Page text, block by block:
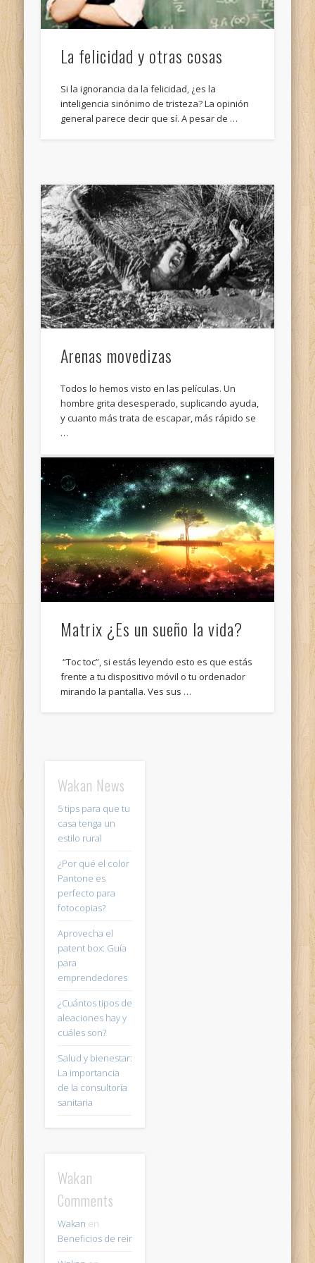
La felicidad y otras cosas
Si la ignorancia da la felicidad, ¿es la
inteligencia sinónimo de tristeza? La opinión
general parece decir que sí. A pesar de …
Arenas movedizas
Todos lo hemos visto en las películas. Un
hombre grita desesperado, suplicando ayuda,
y cuanto más trata de escapar, más rápido se
…
Matrix ¿Es un sueño la vida?
“Toc toc”, si estás leyendo esto es que estás
frente a tu dispositivo móvil o tu ordenador
mirando la pantalla. Ves sus …
Wakan News
5 tips para que tu
casa tenga un
estilo rural
¿Por qué el color
Pantone es
perfecto para
fotocopias?
Aprovecha el
patent box: Guía
para
emprendedores
¿Cuántos tipos de
aleaciones hay y
cuáles son?
Salud y bienestar:
La importancia
de la consultoría
sanitaria
Wakan
Comments
Wakan en
Beneficios de reir